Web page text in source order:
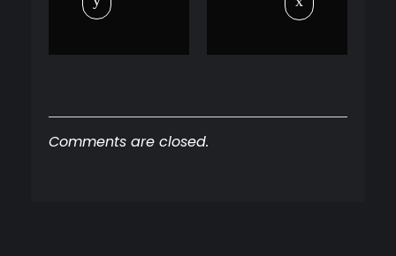
Comments are closed.